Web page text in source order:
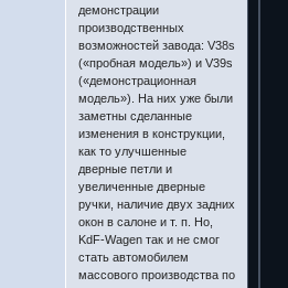
демонстрации
производственных
возможностей завода: V38s
(«пробная модель») и V39s
(«демонстрационная
модель»). На них уже были
заметны сделанные
изменения в конструкции,
как то улучшенные
дверные петли и
увеличенные дверные
ручки, наличие двух задних
окон в салоне и т. п. Но,
KdF-Wagen так и не смог
стать автомобилем
массового производства по